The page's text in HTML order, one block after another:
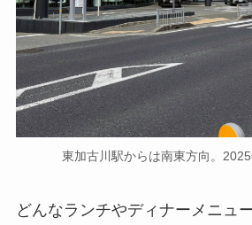
東加古川駅からは南東方向。
どんなランチやディナーメニュ